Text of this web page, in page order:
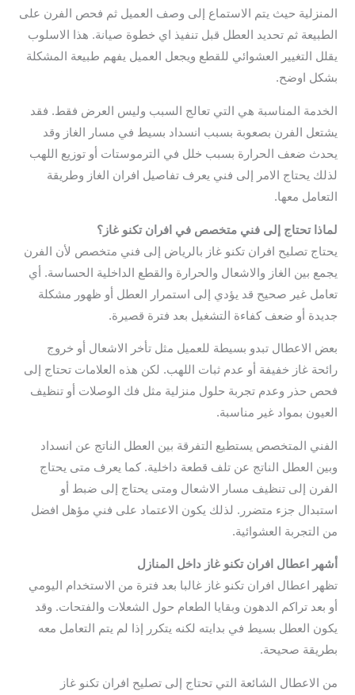
المنزلية حيث يتم الاستماع إلى وصف العميل ثم فحص الفرن على
الطبيعة ثم تحديد العطل قبل تنفيذ اي خطوة صيانة. هذا الاسلوب
يقلل التغيير العشوائي للقطع ويجعل العميل يفهم طبيعة المشكلة
بشكل اوضح.
الخدمة المناسبة هي التي تعالج السبب وليس العرض فقط. فقد
يشتعل الفرن بصعوبة بسبب انسداد بسيط في مسار الغاز وقد
يحدث ضعف الحرارة بسبب خلل في الترموستات أو توزيع اللهب
لذلك يحتاج الامر إلى فني يعرف تفاصيل افران الغاز وطريقة
التعامل معها.
لماذا تحتاج إلى فني متخصص في افران تكنو غاز؟
يحتاج تصليح افران تكنو غاز بالرياض إلى فني متخصص لأن الفرن
يجمع بين الغاز والاشعال والحرارة والقطع الداخلية الحساسة. أي
تعامل غير صحيح قد يؤدي إلى استمرار العطل أو ظهور مشكلة
جديدة أو ضعف كفاءة التشغيل بعد فترة قصيرة.
بعض الاعطال تبدو بسيطة للعميل مثل تأخر الاشعال أو خروج
رائحة غاز خفيفة أو عدم ثبات اللهب. لكن هذه العلامات تحتاج إلى
فحص حذر وعدم تجربة حلول منزلية مثل فك الوصلات أو تنظيف
العيون بمواد غير مناسبة.
الفني المتخصص يستطيع التفرقة بين العطل الناتج عن انسداد
وبين العطل الناتج عن تلف قطعة داخلية. كما يعرف متى يحتاج
الفرن إلى تنظيف مسار الاشعال ومتى يحتاج إلى ضبط أو
استبدال جزء متضرر. لذلك يكون الاعتماد على فني مؤهل افضل
من التجربة العشوائية.
أشهر اعطال افران تكنو غاز داخل المنازل
تظهر اعطال افران تكنو غاز غالبا بعد فترة من الاستخدام اليومي
أو بعد تراكم الدهون وبقايا الطعام حول الشعلات والفتحات. وقد
يكون العطل بسيط في بدايته لكنه يتكرر إذا لم يتم التعامل معه
بطريقة صحيحة.
من الاعطال الشائعة التي تحتاج إلى تصليح افران تكنو غاز